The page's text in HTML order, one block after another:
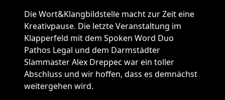
Die Wort&Klangbildstelle macht zur Zeit eine
Kreativpause. Die letzte Veranstaltung im
Klapperfeld mit dem Spoken Word Duo
Pathos Legal und dem Darmstädter
Slammaster Alex Dreppec war ein toller
Abschluss und wir hoffen, dass es demnächst
weitergehen wird.